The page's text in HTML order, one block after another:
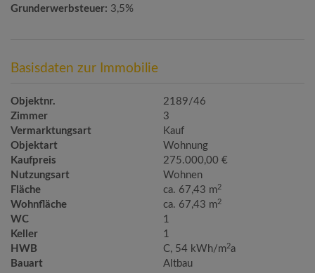
Grunderwerbsteuer: 3,5%
Basisdaten zur Immobilie
Objektnr.
2189/46
Zimmer
3
Vermarktungsart
Kauf
Objektart
Wohnung
Kaufpreis
275.000,00 €
Nutzungsart
Wohnen
Fläche
ca. 67,43 m2
Wohnfläche ca. 67,43 m2
WC
1
Keller
1
HWB
C, 54 kWh/m2a
Bauart
Altbau